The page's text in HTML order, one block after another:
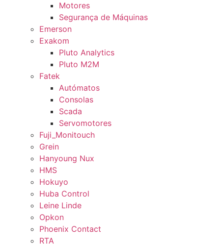
Motores
Segurança de Máquinas
Emerson
Exakom
Pluto Analytics
Pluto M2M
Fatek
Autómatos
Consolas
Scada
Servomotores
Fuji_Monitouch
Grein
Hanyoung Nux
HMS
Hokuyo
Huba Control
Leine Linde
Opkon
Phoenix Contact
RTA